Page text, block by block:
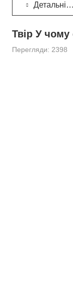
Детальніше...
Твір У
Перегляди: 2398